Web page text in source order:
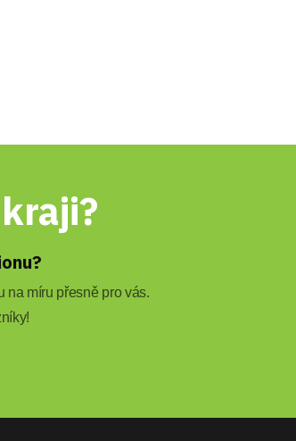
na míru přesně pro vás.